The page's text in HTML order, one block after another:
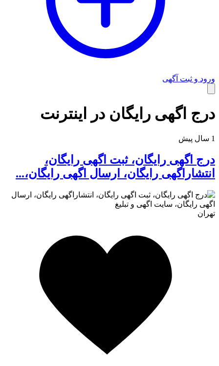
وبلاگ
ورود و ثبت آگهی
درج اگهی رایگان در اینترنت
درج اگهی رایگان، ثبت اگهی رایگان،
انتشاراگهی رایگان، ارسال اگهی رایگان،...
تهران